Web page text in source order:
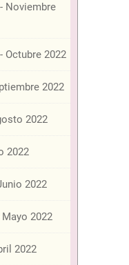
Noviembre
Octubre 2022
2022
2022
2022
2022
2022
2022